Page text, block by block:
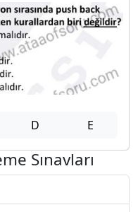
D E
Sınavları